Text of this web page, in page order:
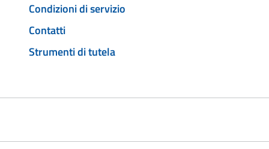
Condizioni di servizio
Contatti
Strumenti di tutela